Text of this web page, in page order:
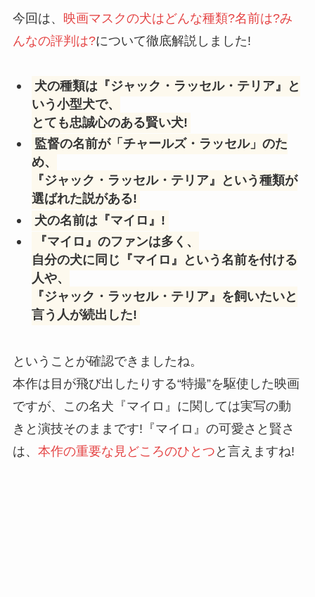
今回は、 映画マスクの犬はどんな種類?名前は?み
んなの評判は?について徹底解説しました!
犬の種類は『ジャック・ラッセル・テリア』と
いう小型犬で、
とても忠誠心のある賢い犬!
監督の名前が「チャールズ・ラッセル」のた
め、
『ジャック・ラッセル・テリア』という種類が
選ばれた説がある!
犬の名前は『マイロ』!
『マイロ』のファンは多く、
自分の犬に同じ『マイロ』という名前を付ける
人や、
『ジャック・ラッセル・テリア』を飼いたいと
言う人が続出した!
ということが確認できましたね。
本作は目が飛び出したりする“特撮”を駆使した映画
ですが、この名犬『マイロ』に関しては実写の動
きと演技そのままです!『マイロ』の可愛さと賢さ
は、 本作の重要な見どころのひとつ と言えますね!